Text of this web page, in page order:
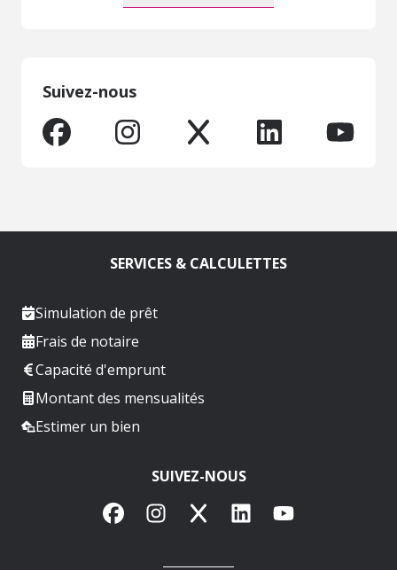
Suivez-nous
SERVICES & CALCULETTES
Simulation de prêt
Frais de notaire
Capacité d'emprunt
Montant des mensualités
Estimer un bien
SUIVEZ-NOUS
FacebookInstagram
X LinkedInYouTube